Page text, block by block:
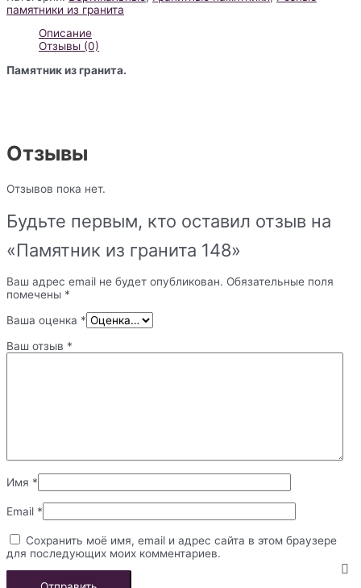
памятники из гранита
Описание
Отзывы (0)
Памятник из гранита.
Отзывы
Отзывов пока нет.
Будьте первым, кто оставил отзыв на
«Памятник из гранита 148»
Ваш адрес email не будет опубликован. Обязательные поля
помечены *
Ваша оценка *
Ваш отзыв *
Имя *
Email *
Сохранить моё имя, email и адрес сайта в этом браузере
для последующих моих комментариев.